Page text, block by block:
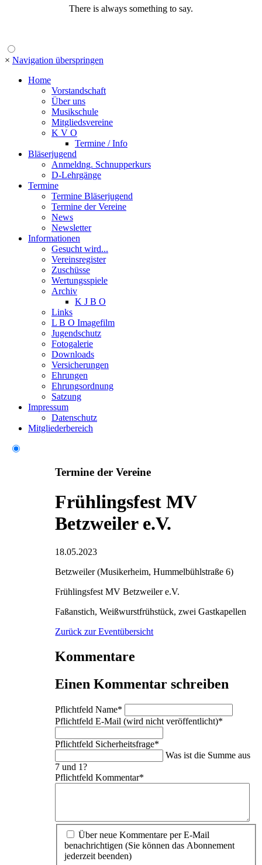
There is always something to say.
× Navigation überspringen
Home
Vorstandschaft
Über uns
Musikschule
Mitgliedsvereine
K V O
Termine / Info
Bläserjugend
Anmeldng. Schnupperkurs
D-Lehrgänge
Termine
Termine Bläserjugend
Termine der Vereine
News
Newsletter
Informationen
Gesucht wird...
Vereinsregister
Zuschüsse
Wertungsspiele
Archiv
K J B O
Links
L B O Imagefilm
Jugendschutz
Fotogalerie
Downloads
Versicherungen
Ehrungen
Ehrungsordnung
Satzung
Impressum
Datenschutz
Mitgliederbereich
Termine der Vereine
Frühlingsfest MV
Betzweiler e.V.
18.05.2023
Betzweiler (Musikerheim, Hummelbühlstraße 6)
Frühlingsfest MV Betzweiler e.V.
Faßanstich, Weißwurstfrühstück, zwei Gastkapellen
Zurück zur Eventübersicht
Kommentare
Einen Kommentar schreiben
PflichtfeldName*
PflichtfeldE-Mail (wird nicht veröffentlicht)*
Pflichtfeld Sicherheitsfrage*
Was ist die Summe aus
7 und 1?
PflichtfeldKommentar*
Über neue Kommentare per E-Mail
benachrichtigen (Sie können das Abonnement
jederzeit beenden)